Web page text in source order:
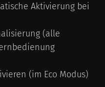
Aktivierung bei
(alle
(im Eco Modus)